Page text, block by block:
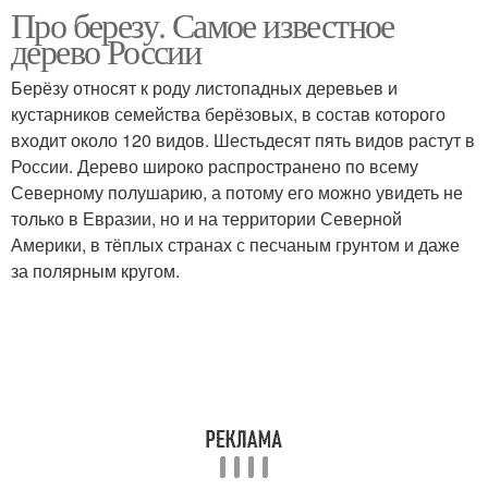
Про березу. Самое известное
дерево России
Берёзу относят к роду листопадных деревьев и
кустарников семейства берёзовых, в состав которого
входит около 120 видов. Шестьдесят пять видов растут в
России. Дерево широко распространено по всему
Северному полушарию, а потому его можно увидеть не
только в Евразии, но и на территории Северной
Америки, в тёплых странах с песчаным грунтом и даже
за полярным кругом.